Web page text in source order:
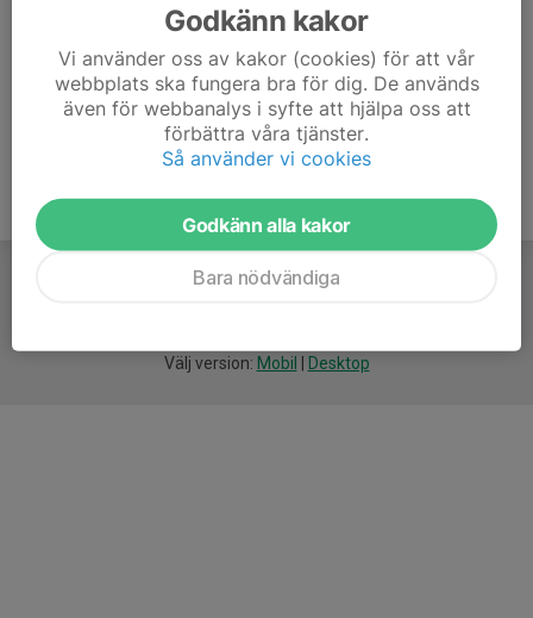
Välj version: Mobil Desktop
Godkänn kakor
Vi använder oss av kakor (cookies) för att vår
webbplats ska fungera bra för dig. De används
även för webbanalys i syfte att hjälpa oss att
förbättra våra tjänster.
Så använder vi cookies
Godkänn alla kakor
Bara nödvändiga